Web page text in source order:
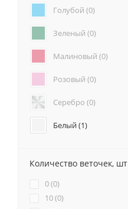
Гортензии (0)
Подсолнухи (0
Анемоны (0
Геогрины ( 0)
Каллы (
)
Маттиола (0
Голубой (0)
Зеленый (0)
Малиновый (0)
Розовый (0)
Серебро (0)
Белый (1)
Желтый (
Количество веточек, шт
0 (0)
10 (0)